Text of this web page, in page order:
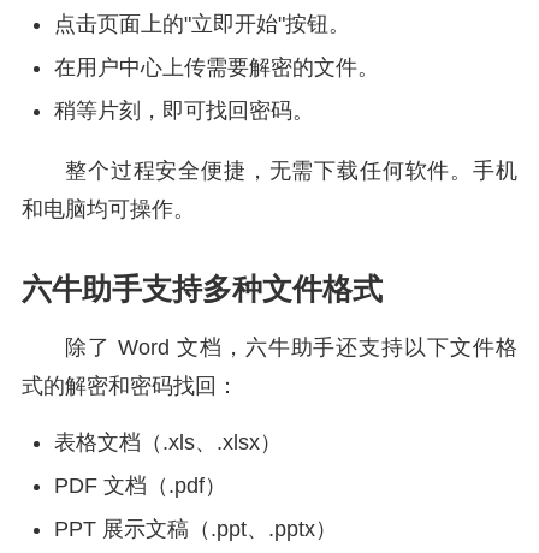
点击页面上的"立即开始"按钮。
在用户中心上传需要解密的文件。
稍等片刻，即可找回密码。
整个过程安全便捷，无需下载任何软件。手机
和电脑均可操作。
六牛助手支持多种文件格式
除了 Word 文档，六牛助手还支持以下文件格
式的解密和密码找回：
表格文档（.xls、.xlsx）
PDF 文档（.pdf）
PPT 展示文稿（.ppt、.pptx）